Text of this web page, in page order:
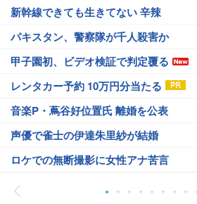
新幹線できても生きてない 辛辣
パキスタン、警察隊が千人殺害か
甲子園初、ビデオ検証で判定覆る
レンタカー予約 10万円分当たる
音楽P・蔦谷好位置氏 離婚を公表
声優で雀士の伊達朱里紗が結婚
ロケでの無断撮影に女性アナ苦言